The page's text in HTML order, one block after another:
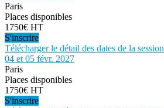
Paris
Places disponibles
1750€ HT
S'inscrire
Télécharger le détail des dates de la session
04 et 05 févr. 2027
Paris
Places disponibles
1750€ HT
S'inscrire